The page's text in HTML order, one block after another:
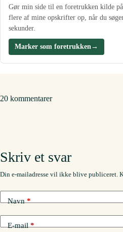
Gør min side til en foretrukken kilde
flere af mine opskrifter op, når du
sekunder.
Marker som foretrukken →
20 kommentarer
Skriv et svar
Din e-mailadresse vil ikke blive publiceret.
Navn*
E-mail*